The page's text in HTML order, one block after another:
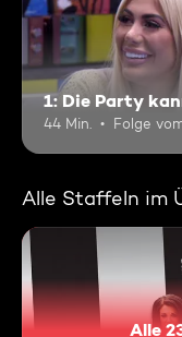
1: Die Party
44 Min. Folge
Alle Staffeln im
Alle